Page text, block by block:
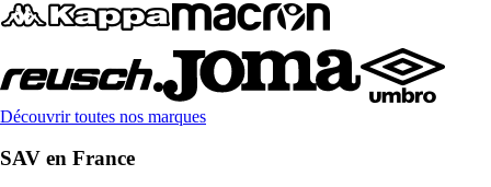
Découvrir toutes nos marques
SAV en France